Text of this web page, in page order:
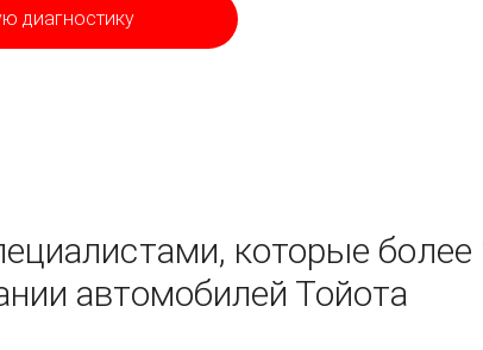
диагностику
которые
автомобилей Тойота